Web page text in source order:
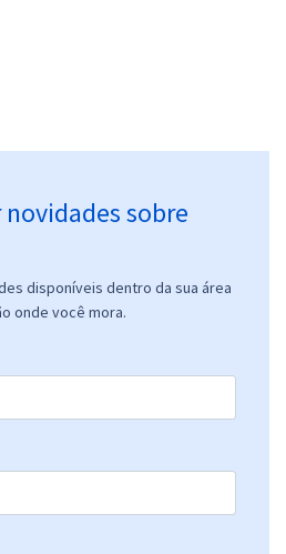
novidades sobre
disponíveis dentro da sua área
onde você mora.